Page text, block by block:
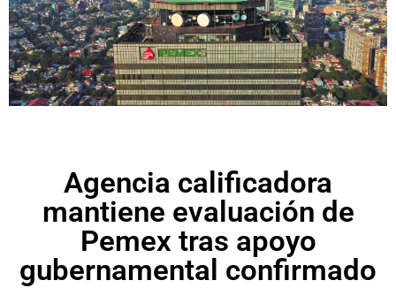
Agencia calificadora
mantiene evaluación de
Pemex tras apoyo
gubernamental confirmado